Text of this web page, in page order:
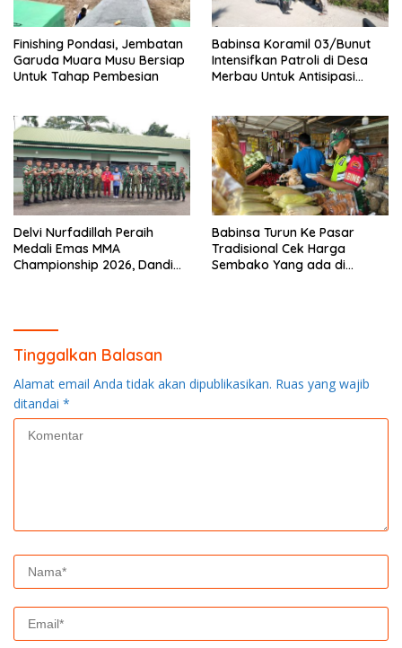
Finishing Pondasi, Jembatan
Garuda Muara Musu Bersiap
Untuk Tahap Pembesian
Babinsa Koramil 03/Bunut
Intensifkan Patroli di Desa
Merbau Untuk Antisipasi
Delvi Nurfadillah Peraih
Medali Emas MMA
Championship 2026, Dandim
Babinsa Turun Ke Pasar
Tradisional Cek Harga
Sembako Yang ada di
Tinggalkan Balasan
Alamat email Anda tidak akan dipublikasikan. Ruas yang wajib
ditandai *